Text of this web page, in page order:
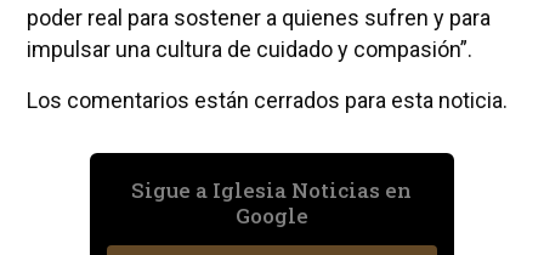
poder real para sostener a quienes sufren y para
impulsar una cultura de cuidado y compasión”.
Los comentarios están cerrados para esta noticia.
Sigue a Iglesia Noticias en
Google